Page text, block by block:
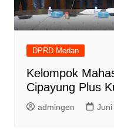
DPRD Medan
Kelompok
Cipayung Plus
admingen Juni